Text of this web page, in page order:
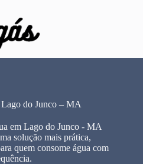
do Junco – MA
em Lago do Junco - MA
solução mais prática,
quem consome água com